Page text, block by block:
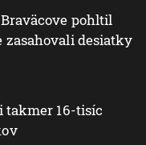
pohltil
zasahovali desiatky
takmer 16-tisíc